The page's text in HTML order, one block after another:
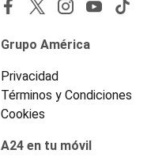
Grupo América
Privacidad
Términos y Condiciones
Cookies
A24 en tu móvil